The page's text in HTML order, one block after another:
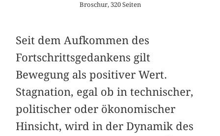
Broschur, 320 Seiten
Seit dem Aufkommen des
Fortschrittsgedankens gilt
Bewegung als positiver Wert.
Stagnation, egal ob in technischer,
politischer oder ökonomischer
Hinsicht, wird in der Dynamik des